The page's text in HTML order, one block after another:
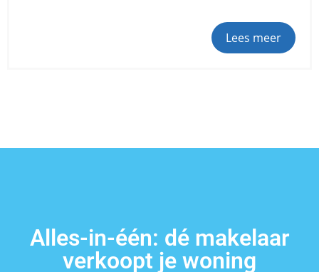
Lees meer
Alles-in-één: dé makelaar
verkoopt je woning